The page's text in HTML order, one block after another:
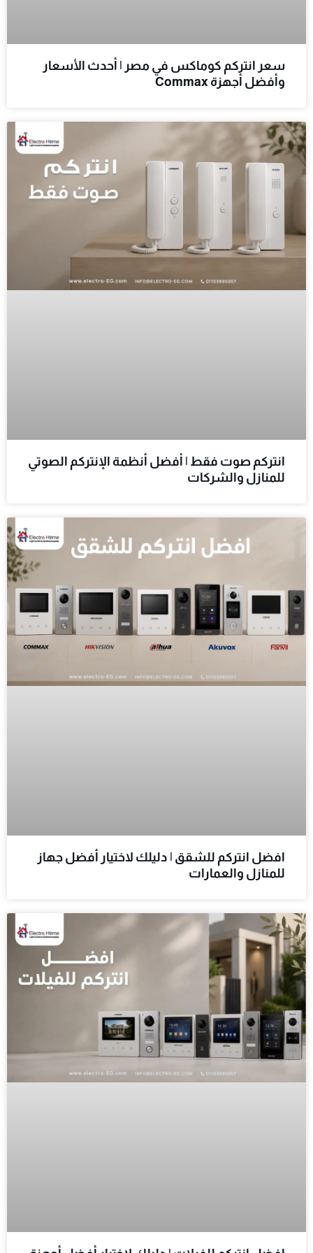
سعر انتركم كوماكس في مصر | أحدث الأسعار
وأفضل أجهزة Commax
انتركم صوت فقط | أفضل أنظمة الإنتركم الصوتي
للمنازل والشركات
افضل انتركم للشقق | دليلك لاختيار أفضل جهاز
للمنازل والعمارات